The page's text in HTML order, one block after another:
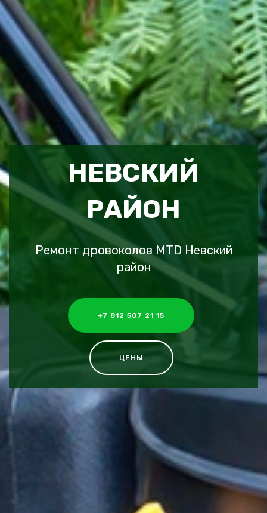
НЕВСКИЙ
РАЙОН
Ремонт дровоколов MTD Невский
район
+7 812 507 21 15
ЦЕНЫ